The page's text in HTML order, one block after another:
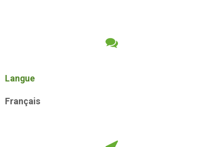
Langue
Français